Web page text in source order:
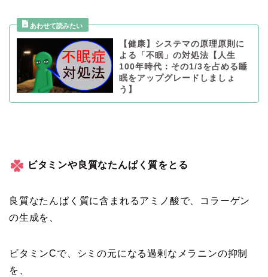
【健康】システマの原理原則に
よる「不眠」の対処法【人生
100年時代：その1/3を占める睡
眠をアップグレードしましょ
う】
ビタミンや良質なたんぱく質をとる
良質なたんぱく質に含まれるアミノ酸で、コラーゲン
の生成を、
ビタミンCで、シミの元になる過剰なメラニンの抑制
を、